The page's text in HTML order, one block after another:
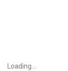
Loading...